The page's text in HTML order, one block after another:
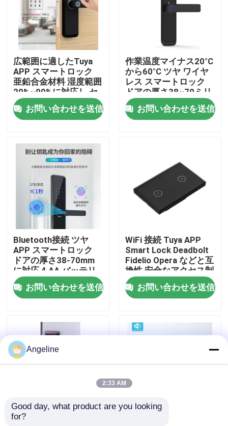
ビデオ
わたしたち に つい て
工場 ツアー
品質管理
ニュース
事件
引金 を 求め て ください
Download
広範囲に適したTuya
APP スマートロック
亜鉛合金材料 湿度範囲
20%~90%に対応し,セ
キュリティ機能を提供
しています
お問い合わせを送信
作業温度マイナス20°C
から60°C ツヤ ワイヤ
レス スマートロック
ドアの厚さ38~70ミリ
スマートロックシステ
ム お問い合わせを送信
Bluetooth接続 ツヤ
APP スマートロック
ドアの厚さ38-70mm
に対応 4 AA バッテリ
ーによるデジタルロッ
ク お問い合わせを送信
WiFi 接続 Tuya APP
Smart Lock Deadbolt
Fidelio Opera などと互
換性 安全なアクセス制
御ソリューション
お問い合わせを送信
亜鉛合金 Tuya ワイヤ
Angeline
2:33 AM
Good day, what product are you looking
for?